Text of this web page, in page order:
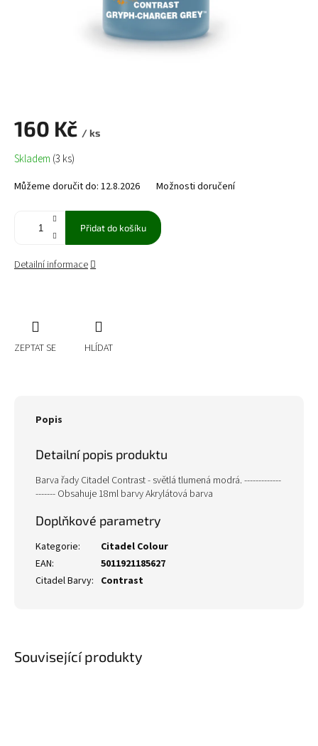
160 Kč / ks
Měrná
cena:
Skladem (3 ks)
Můžeme doručit do: 12.8.2026 Možnosti doručení
Přidat do košíku
Detailní informace
ZEPTAT SE HLÍDAT
Související produkty
Popis
Detailní popis produktu
Barva řady Citadel Contrast - světlá tlumená modrá. -------------
------- Obsahuje 18ml barvy Akrylátová barva
Doplňkové parametry
Kategorie:
Citadel Colour
EAN:
5011921185627
Citadel Barvy: Contrast